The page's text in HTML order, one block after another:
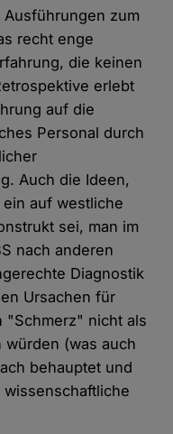
zum
recht enge
die keinen
erlebt
auf die
Personal durch
Auch die Ideen,
auf westliche
sei, man im
nach anderen
Diagnostik
Ursachen für
"Schmerz" nicht als
würden (was auch
behauptet und